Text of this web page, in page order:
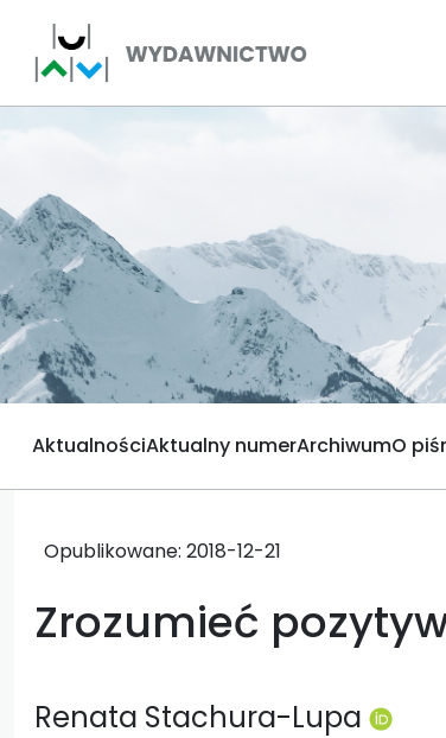
AktualnościAktualny numerArchiwumO
Opublikowane: 2018-12-21
Zrozumieć
Renata Stachura-Lupa